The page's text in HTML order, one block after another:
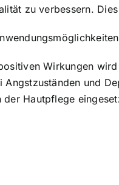
zu verbessern.
Wirkungen
Angstzuständen und
der Hautpflege